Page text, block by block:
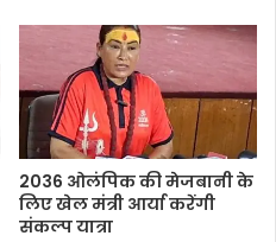
2036 ओलंपिक की मेजबानी के
लिए खेल मंत्री आर्या करेंगी
संकल्प यात्रा